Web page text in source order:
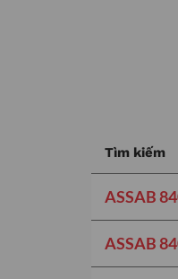
Tìm kiếm
ASSAB
ASSAB